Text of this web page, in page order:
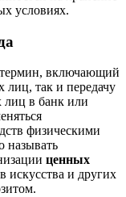
условиях.
включающий
лиц, так и передачу
лиц в банк или
физическими
называть
ценных
искусства и других